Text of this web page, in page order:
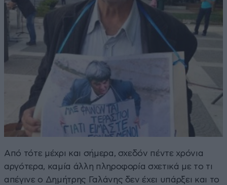
Από τότε μέχρι και σήμερα, σχεδόν πέντε χρόνια
αργότερα, καμία άλλη πληροφορία σχετικά με το τι
απέγινε ο Δημήτρης Γαλάνης δεν έχει υπάρξει και το